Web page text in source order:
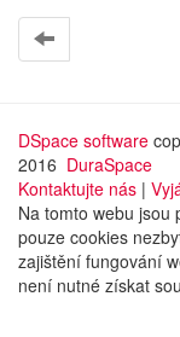
DSpace software
2016 DuraSpace
Kontaktujte nás |
Na tomto webu jsou
pouze cookies
zajištění fungování
není nutné získat